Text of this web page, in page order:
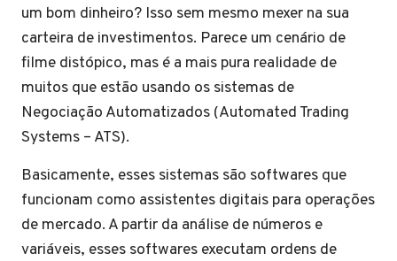
um bom dinheiro? Isso sem mesmo mexer na sua
carteira de investimentos. Parece um cenário de
filme distópico, mas é a mais pura realidade de
muitos que estão usando os sistemas de
Negociação Automatizados (Automated Trading
Systems – ATS).
Basicamente, esses sistemas são softwares que
funcionam como assistentes digitais para operações
de mercado. A partir da análise de números e
variáveis, esses softwares executam ordens de